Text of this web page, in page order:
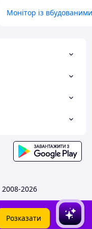
Монітор із
2026
Розказати